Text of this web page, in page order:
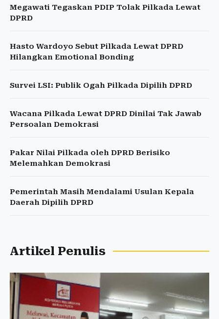
Megawati Tegaskan PDIP Tolak Pilkada Lewat
DPRD
Hasto Wardoyo Sebut Pilkada Lewat DPRD
Hilangkan Emotional Bonding
Survei LSI: Publik Ogah Pilkada Dipilih DPRD
Wacana Pilkada Lewat DPRD Dinilai Tak Jawab
Persoalan Demokrasi
Pakar Nilai Pilkada oleh DPRD Berisiko
Melemahkan Demokrasi
Pemerintah Masih Mendalami Usulan Kepala
Daerah Dipilih DPRD
Artikel Penulis